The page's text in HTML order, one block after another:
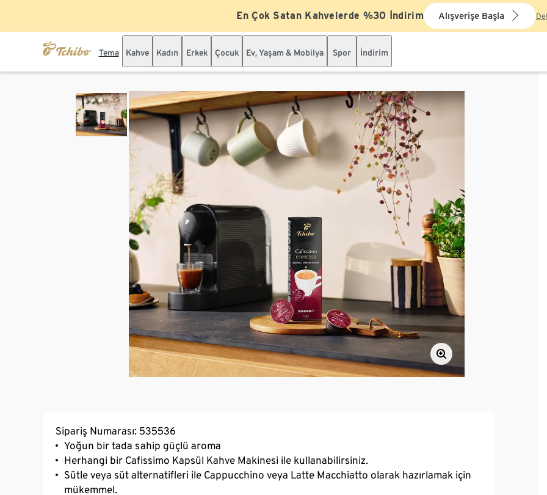
En Çok Satan Kahvelerde %30 İndirim Alışverişe Başla
Tema Kahve Kadın Erkek Çocuk Ev, Yaşam & Mobilya Spor İndirim
Sipariş Numarası: 535536
Yoğun bir tada sahip güçlü aroma
Herhangi bir Cafissimo Kapsül Kahve Makinesi ile kullanabilirsiniz.
Sütle veya süt alternatifleri ile Cappucchino veya Latte Macchiatto olarak hazırlamak için
mükemmel.